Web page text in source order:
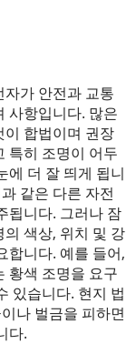
가 안전과 교통
사항입니다. 많은
합법이며 권장
특히 조명이 어두
에 더 잘 띄게 됩니
같은 다른 자전
됩니다. 그러나 잠
색상, 위치 및 강
합니다. 예를 들어,
황색 조명을 요구
있습니다. 현지 법
나 벌금을 피하면
다.